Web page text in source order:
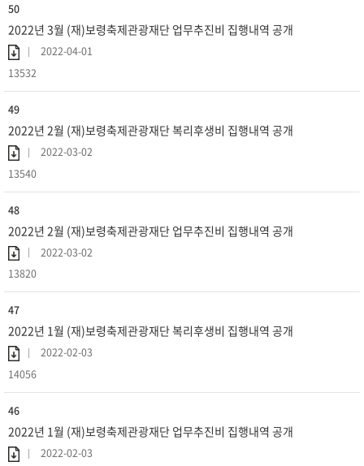
50
2022년 3월 (재)보령축제관광재단 업무추진비 집행내역 공개
2022-04-01
13532
49
2022년 2월 (재)보령축제관광재단 복리후생비 집행내역 공개
2022-03-02
13540
48
2022년 2월 (재)보령축제관광재단 업무추진비 집행내역 공개
2022-03-02
13820
47
2022년 1월 (재)보령축제관광재단 복리후생비 집행내역 공개
2022-02-03
14056
46
2022년 1월 (재)보령축제관광재단 업무추진비 집행내역 공개
2022-02-03